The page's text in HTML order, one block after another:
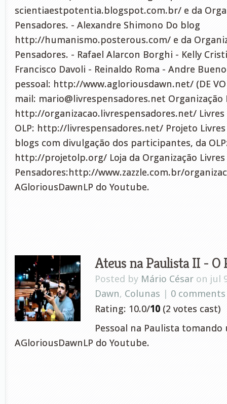
scientiaestpotentia.blogspot.com.br/ e da
Pensadores. - Alexandre Shimono Do blog
http://humanismo.posterous.com/ e da
Pensadores. - Rafael Alarcon Borghi - Kelly
Francisco Davoli - Reinaldo Roma - Andre
pessoal: http://www.agloriousdawn.net/ (DE
mail: mario@livrespensadores.net Organização
http://organizacao.livrespensadores.net/ Livres
OLP: http://livrespensadores.net/ Projeto Livres
blogs com divulgação dos participantes, da
http://projetolp.org/ Loja da Organização Livres
Pensadores:http://www.zazzle.com.br/
AGloriousDawnLP do Youtube.
Ateus na Paulista II - O
Posted by Mário César on jul
Dawn, Colunas | 0 comments
Rating: 10.0/10 (2 votes cast)
Pessoal na Paulista tomando
AGloriousDawnLP do Youtube.